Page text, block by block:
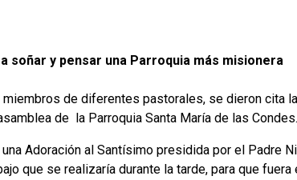
soñar y pensar una Parroquia más misionera
de diferentes pastorales, se dieron cita
de la Parroquia Santa María de las Condes.
Adoración al Santísimo presidida por el Padre
que se realizaría durante la tarde, para que